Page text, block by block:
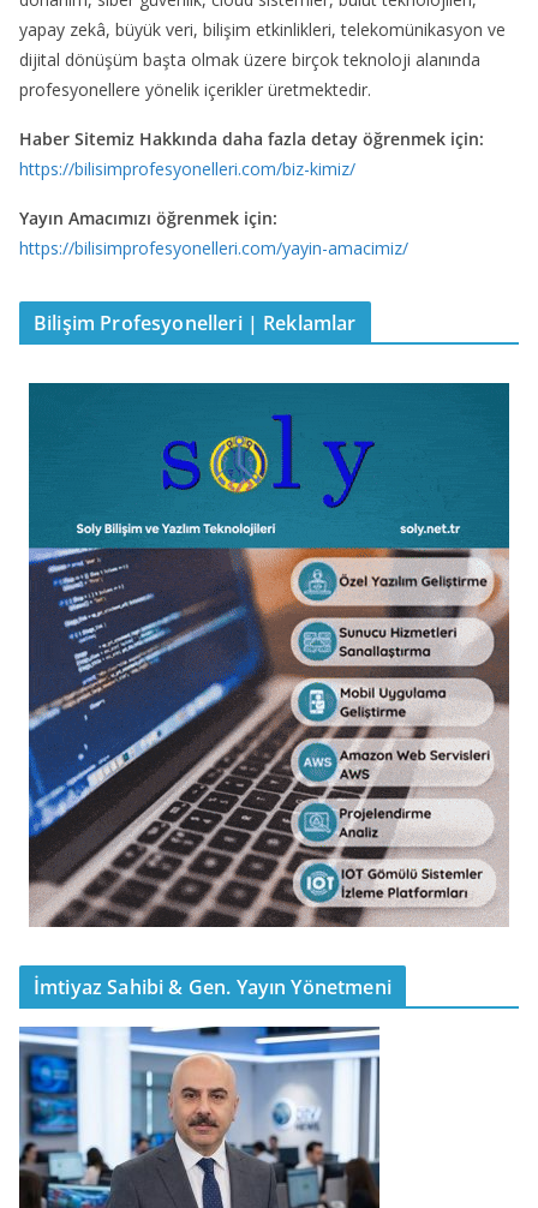
yapay zekâ, büyük veri, bilişim etkinlikleri, telekomünikasyon ve
dijital dönüşüm başta olmak üzere birçok teknoloji alanında
profesyonellere yönelik içerikler üretmektedir.
Haber Sitemiz Hakkında daha fazla detay öğrenmek için:
https://bilisimprofesyonelleri.com/biz-kimiz/
Yayın Amacımızı öğrenmek için:
https://bilisimprofesyonelleri.com/yayin-amacimiz/
Bilişim Profesyonelleri | Reklamlar
İmtiyaz Sahibi & Gen. Yayın Yönetmeni